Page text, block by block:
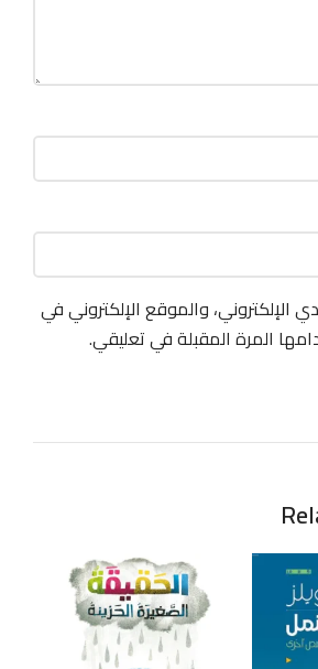
الإلكتروني، والموقع الإلكتروني في
المرة المقبلة في تعليقي.